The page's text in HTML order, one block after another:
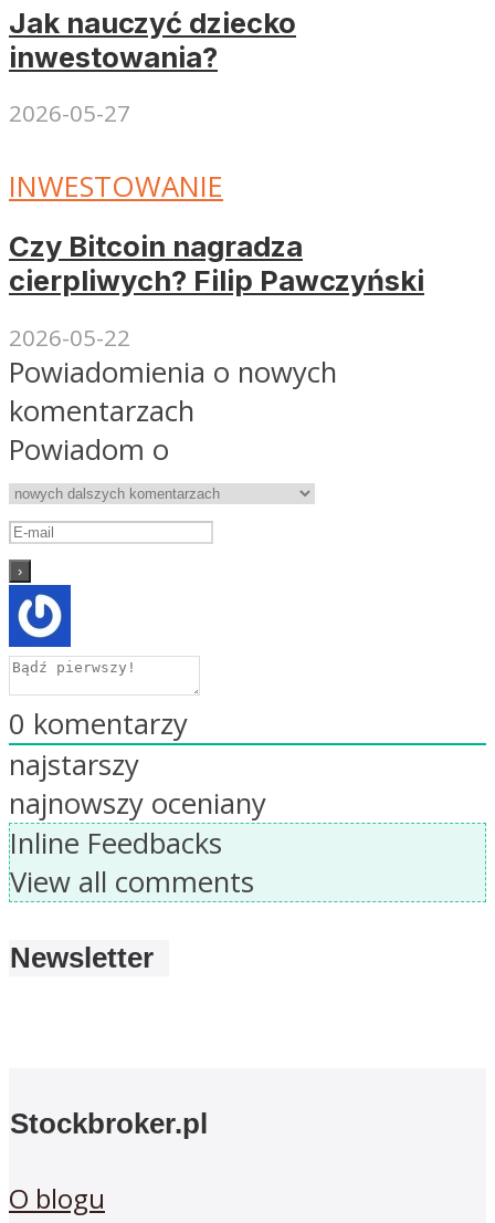
Jak nauczyć dziecko
inwestowania?
2026-05-27
INWESTOWANIE
Czy Bitcoin nagradza
cierpliwych? Filip Pawczyński
2026-05-22
Powiadomienia o nowych
komentarzach
Powiadom o
0 komentarzy
najstarszy
najnowszy oceniany
Inline Feedbacks
View all comments
Newsletter
Stockbroker.pl
O blogu